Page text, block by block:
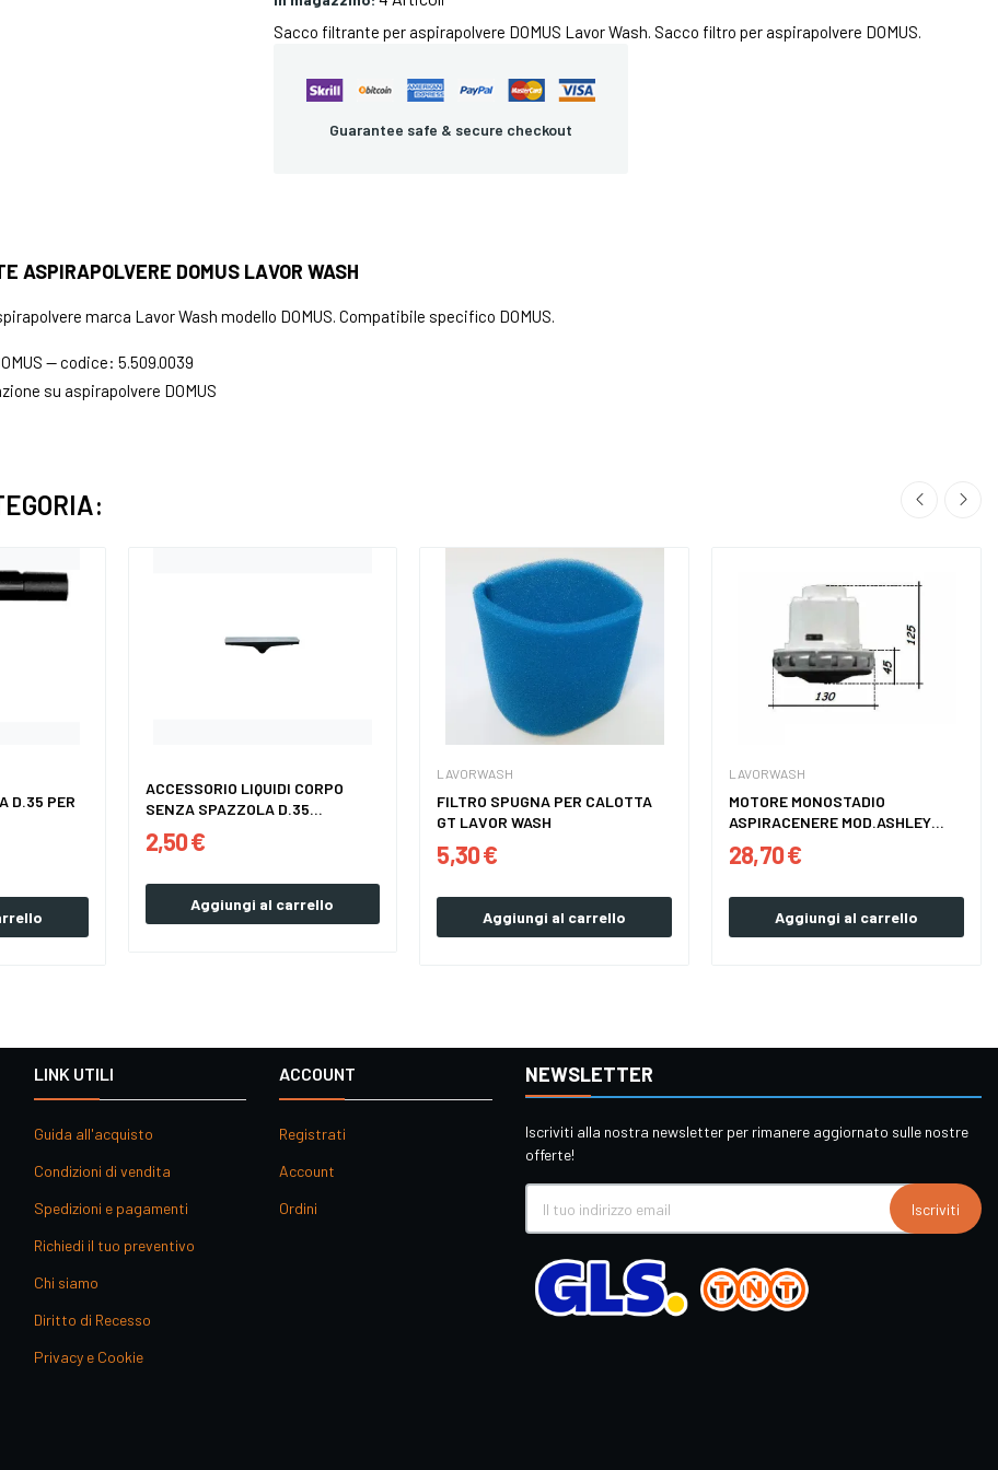
Sacco filtrante per aspirapolvere DOMUS Lavor Wash. Sacco filtro per aspirapolvere DOMUS.
Guarantee safe & secure checkout
ASPIRAPOLVERE DOMUS LAVOR WASH
marca Lavor Wash modello DOMUS. Compatibile specifico DOMUS.
— codice: 5.509.0039
su aspirapolvere DOMUS
D.35 PER
ACCESSORIO LIQUIDI CORPO
SENZA SPAZZOLA D.35...
2,50 €
Aggiungi al carrello
LAVORWASH
FILTRO SPUGNA PER CALOTTA
GT LAVOR WASH
5,30 €
Aggiungi al carrello
LAVORWASH
MOTORE MONOSTADIO
ASPIRACENERE MOD.ASHLEY
LAVOR...
28,70 €
Aggiungi al carrello
LINK UTILI
Guida all'acquisto
Condizioni di vendita
Spedizioni e pagamenti
Richiedi il tuo preventivo
Chi siamo
Diritto di Recesso
Privacy e Cookie
ACCOUNT
Registrati
Account
Ordini
NEWSLETTER
Iscriviti alla nostra newsletter per rimanere aggiornato sulle nostre
offerte!
Iscriviti